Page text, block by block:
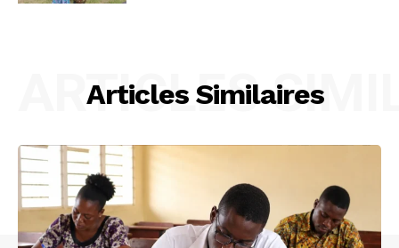
Articles Similaires
ARTICLES